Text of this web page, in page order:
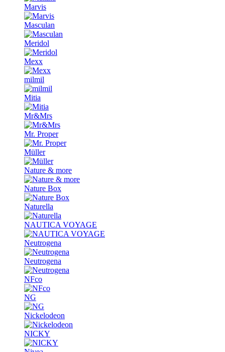
Marvis
Masculan
Meridol
Mexx
milmil
Mitia
Mr&Mrs
Mr. Proper
Müller
Nature & more
Nature Box
Naturella
NAUTICA VOYAGE
Neutrogena
Neutrogena
NFco
NG
Nickelodeon
NICKY